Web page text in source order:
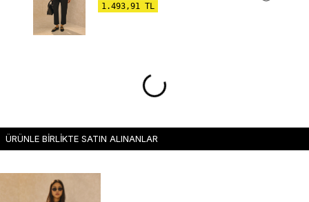
1.493,91 TL
ÜRÜNLE BİRLİKTE SATIN ALINANLAR